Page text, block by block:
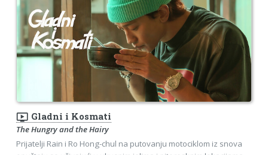
ondemand_video Gladni i Kosmati
The Hungry and the Hairy
Prijatelji Rain i Ro Hong-chul na putovanju motociklom iz snova